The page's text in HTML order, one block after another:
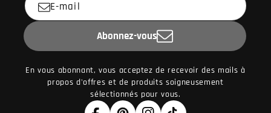
E-mail
Abonnez-vous
En vous abonnant, vous acceptez de recevoir des mails à
propos d'offres et de produits soigneusement
sélectionnés pour vous.